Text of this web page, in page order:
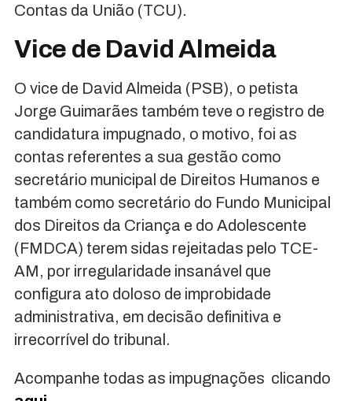
Contas da União (TCU).
Vice de David Almeida
O vice de David Almeida (PSB), o petista
Jorge Guimarães também teve o registro de
candidatura impugnado, o motivo, foi as
contas referentes a sua gestão como
secretário municipal de Direitos Humanos e
também como secretário do Fundo Municipal
dos Direitos da Criança e do Adolescente
(FMDCA) terem sidas rejeitadas pelo TCE-
AM, por irregularidade insanável que
configura ato doloso de improbidade
administrativa, em decisão definitiva e
irrecorrível do tribunal.
Acompanhe todas as impugnações clicando